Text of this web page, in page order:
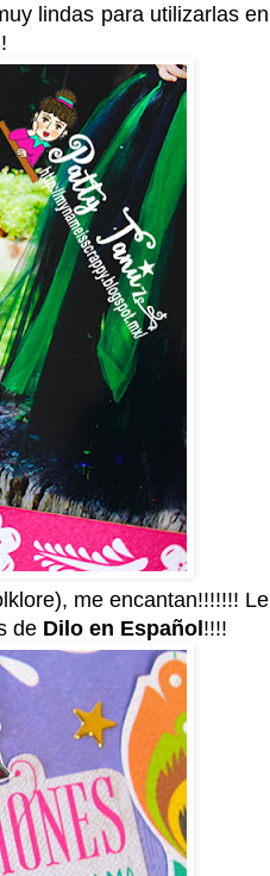
lindas para utilizarlas en
me encantan!!!!!!! Le
de Dilo en Español!!!!